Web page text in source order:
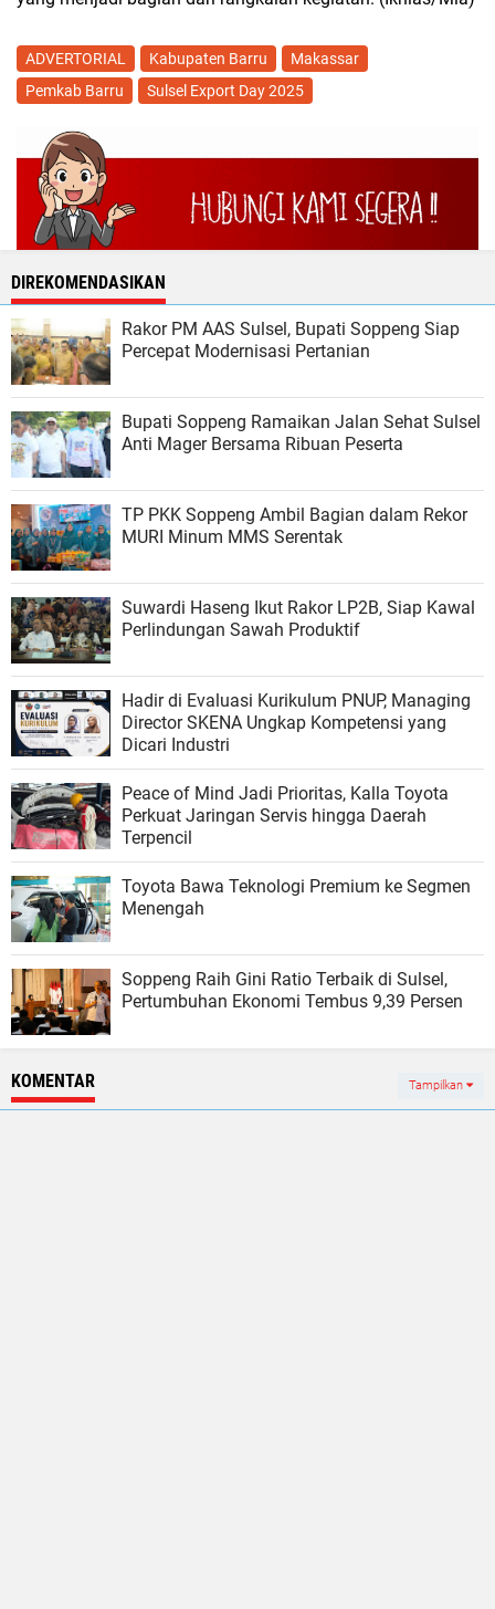
ADVERTORIAL Kabupaten Barru
Makassar
Pemkab Barru
Sulsel Export Day 2025
DIREKOMENDASIKAN
Rakor PM AAS Sulsel, Bupati Soppeng Siap
Percepat Modernisasi Pertanian
Bupati Soppeng Ramaikan Jalan Sehat Sulsel
Anti Mager Bersama Ribuan Peserta
TP PKK Soppeng Ambil Bagian dalam Rekor
MURI Minum MMS Serentak
Suwardi Haseng Ikut Rakor LP2B, Siap Kawal
Perlindungan Sawah Produktif
Hadir di Evaluasi Kurikulum PNUP, Managing
Director SKENA Ungkap Kompetensi yang
Dicari Industri
Peace of Mind Jadi Prioritas, Kalla Toyota
Perkuat Jaringan Servis hingga Daerah
Terpencil
Toyota Bawa Teknologi Premium ke Segmen
Menengah
Soppeng Raih Gini Ratio Terbaik di Sulsel,
Pertumbuhan Ekonomi Tembus 9,39 Persen
KOMENTAR Tampilkan